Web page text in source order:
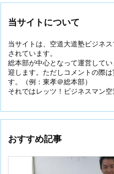
当サイトについて
当サイトは、空道大道塾ビジネ
されています。
総本部が中心となって運営して
迎します。ただしコメントの際
す。（例：東孝＠総本部）
それではレッツ！ビジネスマン空
おすすめ記事